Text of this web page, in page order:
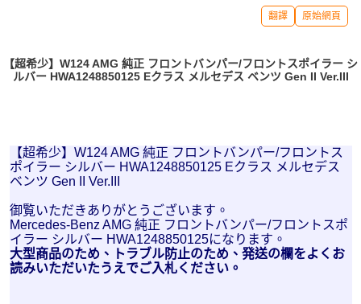
翻譯 原始網頁
【超希少】W124 AMG 純正 フロントバンパー/フロントスポイラー シ
ルバー HWA1248850125 Eクラス メルセデス ベンツ Gen II Ver.III
【超希少】W124 AMG 純正 フロントバンパー/フロントス
ポイラー シルバー HWA1248850125 Eクラス メルセデス
ベンツ Gen II Ver.III
御覧いただきありがとうございます。
Mercedes-Benz AMG 純正 フロントバンパー/フロントスポ
イラー シルバー HWA1248850125になります。
大型商品のため、トラブル防止のため、発送の欄をよくお
読みいただいたうえでご入札ください。